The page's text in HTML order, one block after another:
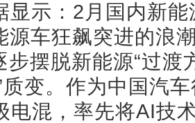
显示：2月国内新
源车狂飙突进的浪
步摆脱新能源“过渡
质变。作为中国汽
电混，率先将AI技